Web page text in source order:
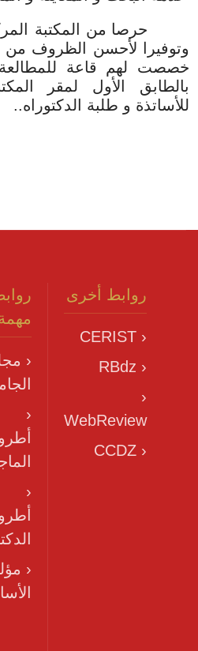
حرصا من المكتبة
وتوفيرا لأحسن الظروف من
خصصت لهم قاعة للمطالعة
بالطابق الأول لمقر
للأساتذة و طلبة الدكتوراه..
روابط أخرى
‹ CERIST
‹ RBdz
‹
WebReview
‹ CCDZ
‹
‹
‹
‹